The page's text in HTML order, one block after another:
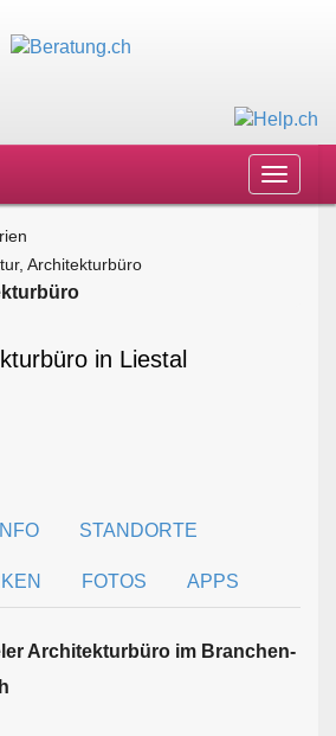
Toggle
Architekturbüro
in Liestal
INFO STANDORTE
FOTOS APPS
Architekturbüro im Branchen­